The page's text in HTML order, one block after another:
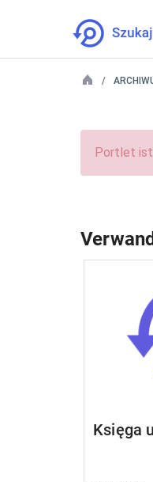
Portlet ist
Księga